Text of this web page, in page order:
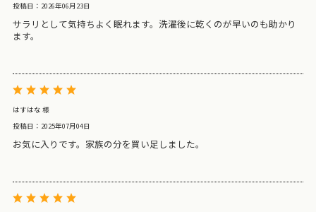
投稿日：2026年06月23日
サラリとして気持ちよく眠れます。洗濯後に乾くのが早いのも助かり
ます。
はすはな 様
投稿日：2025年07月04日
お気に入りです。家族の分を買い足しました。